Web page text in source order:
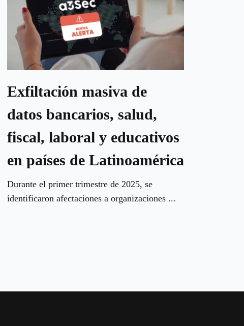
Exfiltación masiva de
datos bancarios, salud,
fiscal, laboral y educativos
en países de Latinoamérica
Durante el primer trimestre de 2025, se
identificaron afectaciones a organizaciones ...